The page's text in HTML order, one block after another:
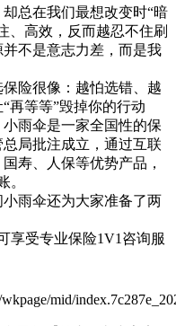
总在我们最想改变时“暗
、高效，反而越忍不住刷
不是意志力差，而是我
险很像：越怕选错、越
再等等”毁掉你的行动
雨伞是一家全国性的保
局批注成立，通过互联
寿、人保等优势产品，
。
雨伞还为大家准备了两
享受专业保险1V1咨询服
mid/